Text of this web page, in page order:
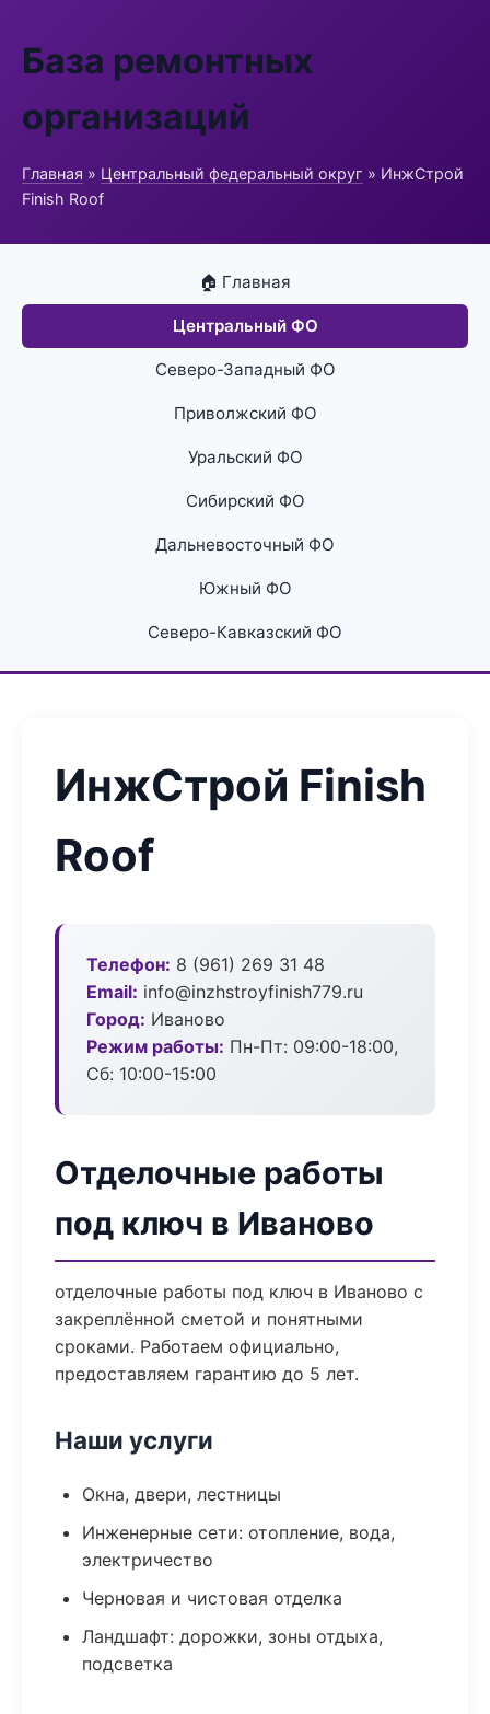
База ремонтных
организаций
Главная » Центральный федеральный округ » ИнжСтрой
Finish Roof
🏠 Главная
Центральный ФО
Северо-Западный ФО
Приволжский ФО
Уральский ФО
Сибирский ФО
Дальневосточный ФО
Южный ФО
Северо-Кавказский ФО
ИнжСтрой Finish
Roof
Телефон: 8 (961) 269 31 48
Email: info@inzhstroyfinish779.ru
Город: Иваново
Режим работы: Пн-Пт: 09:00-18:00,
Сб: 10:00-15:00
Отделочные работы
под ключ в Иваново
отделочные работы под ключ в Иваново с
закреплённой сметой и понятными
сроками. Работаем официально,
предоставляем гарантию до 5 лет.
Наши услуги
Окна, двери, лестницы
Инженерные сети: отопление, вода,
электричество
Черновая и чистовая отделка
Ландшафт: дорожки, зоны отдыха,
подсветка